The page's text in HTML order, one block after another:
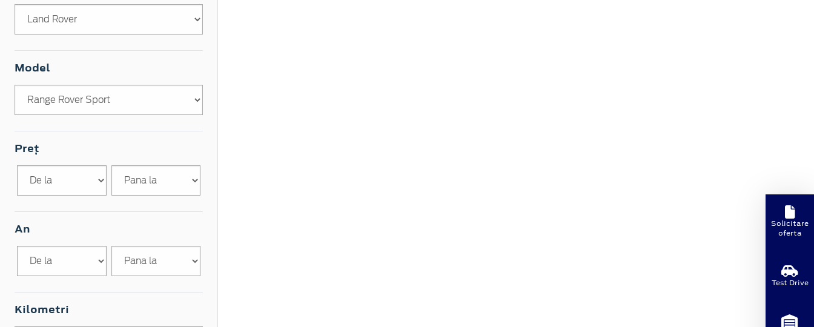
Model
Preț
An
Kilometri
Solicitare
oferta
Test Drive